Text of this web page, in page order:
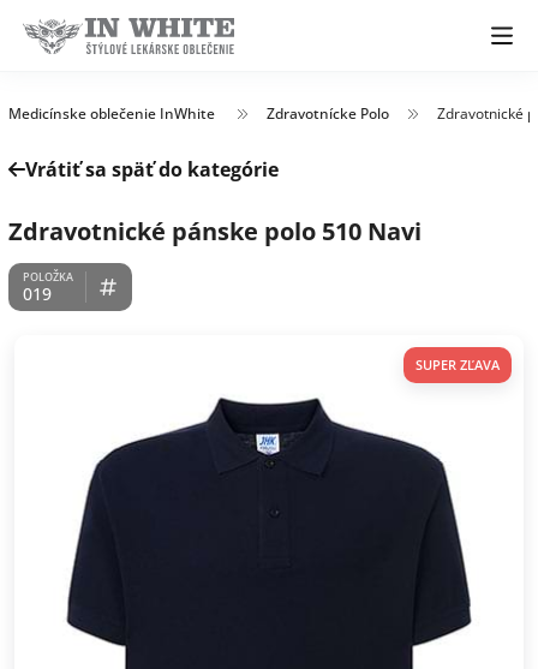
Medicínske oblečenie InWhite Zdravotnícke Polo Zdravotnické
Vrátiť sa späť do kategórie
Zdravotnické pánske polo 510 Navi
019
SUPER ZĽAVA